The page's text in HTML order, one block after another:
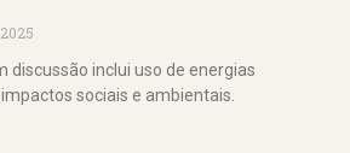
discussão inclui uso de energias
sociais e ambientais.